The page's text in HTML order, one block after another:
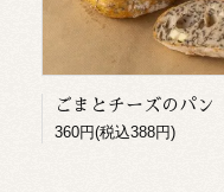
ごまとチーズのパン
360円(税込388円)